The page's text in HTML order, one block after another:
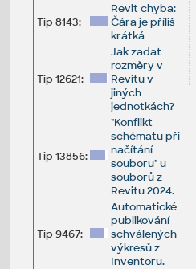
Tip 8143:
Revit chyba:
Čára je příliš
krátká
Tip 12621:
Jak zadat
rozměry v
Revitu v
jiných
jednotkách?
Tip 13856:
"Konflikt
schématu při
načítání
souboru" u
souborů z
Revitu 2024.
Tip 9467:
Automatické
publikování
schválených
výkresů z
Inventoru.